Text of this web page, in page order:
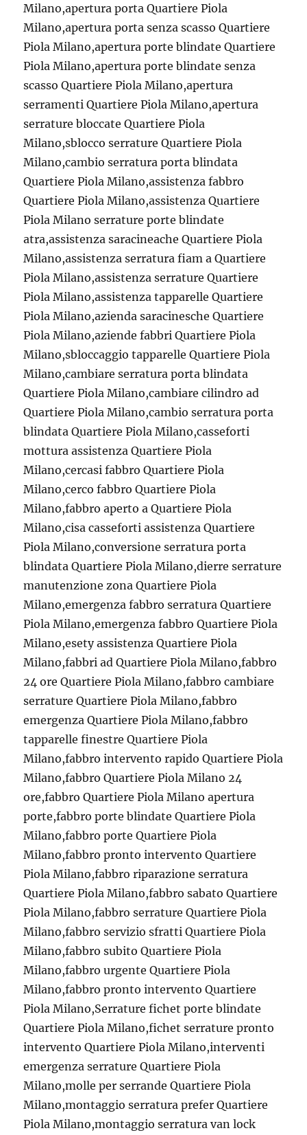
Milano,apertura porta Quartiere Piola
Milano,apertura porta senza scasso Quartiere
Piola Milano,apertura porte blindate Quartiere
Piola Milano,apertura porte blindate senza
scasso Quartiere Piola Milano,apertura
serramenti Quartiere Piola Milano,apertura
serrature bloccate Quartiere Piola
Milano,sblocco serrature Quartiere Piola
Milano,cambio serratura porta blindata
Quartiere Piola Milano,assistenza fabbro
Quartiere Piola Milano,assistenza Quartiere
Piola Milano serrature porte blindate
atra,assistenza saracineache Quartiere Piola
Milano,assistenza serratura fiam a Quartiere
Piola Milano,assistenza serrature Quartiere
Piola Milano,assistenza tapparelle Quartiere
Piola Milano,azienda saracinesche Quartiere
Piola Milano,aziende fabbri Quartiere Piola
Milano,sbloccaggio tapparelle Quartiere Piola
Milano,cambiare serratura porta blindata
Quartiere Piola Milano,cambiare cilindro ad
Quartiere Piola Milano,cambio serratura porta
blindata Quartiere Piola Milano,casseforti
mottura assistenza Quartiere Piola
Milano,cercasi fabbro Quartiere Piola
Milano,cerco fabbro Quartiere Piola
Milano,fabbro aperto a Quartiere Piola
Milano,cisa casseforti assistenza Quartiere
Piola Milano,conversione serratura porta
blindata Quartiere Piola Milano,dierre serrature
manutenzione zona Quartiere Piola
Milano,emergenza fabbro serratura Quartiere
Piola Milano,emergenza fabbro Quartiere Piola
Milano,esety assistenza Quartiere Piola
Milano,fabbri ad Quartiere Piola Milano,fabbro
24 ore Quartiere Piola Milano,fabbro cambiare
serrature Quartiere Piola Milano,fabbro
emergenza Quartiere Piola Milano,fabbro
tapparelle finestre Quartiere Piola
Milano,fabbro intervento rapido Quartiere Piola
Milano,fabbro Quartiere Piola Milano 24
ore,fabbro Quartiere Piola Milano apertura
porte,fabbro porte blindate Quartiere Piola
Milano,fabbro porte Quartiere Piola
Milano,fabbro pronto intervento Quartiere
Piola Milano,fabbro riparazione serratura
Quartiere Piola Milano,fabbro sabato Quartiere
Piola Milano,fabbro serrature Quartiere Piola
Milano,fabbro servizio sfratti Quartiere Piola
Milano,fabbro subito Quartiere Piola
Milano,fabbro urgente Quartiere Piola
Milano,fabbro pronto intervento Quartiere
Piola Milano,Serrature fichet porte blindate
Quartiere Piola Milano,fichet serrature pronto
intervento Quartiere Piola Milano,interventi
emergenza serrature Quartiere Piola
Milano,molle per serrande Quartiere Piola
Milano,montaggio serratura prefer Quartiere
Piola Milano,montaggio serratura van lock